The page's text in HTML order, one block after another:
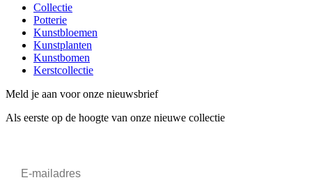
Collectie
Potterie
Kunstbloemen
Kunstplanten
Kunstbomen
Kerstcollectie
Meld je aan voor onze nieuwsbrief
Als eerste op de hoogte van onze nieuwe collectie